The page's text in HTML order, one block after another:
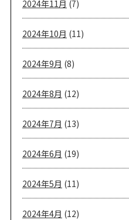
2024年11月 (7)
2024年10月 (11)
2024年9月 (8)
2024年8月 (12)
2024年7月 (13)
2024年6月 (19)
2024年5月 (11)
2024年4月 (12)